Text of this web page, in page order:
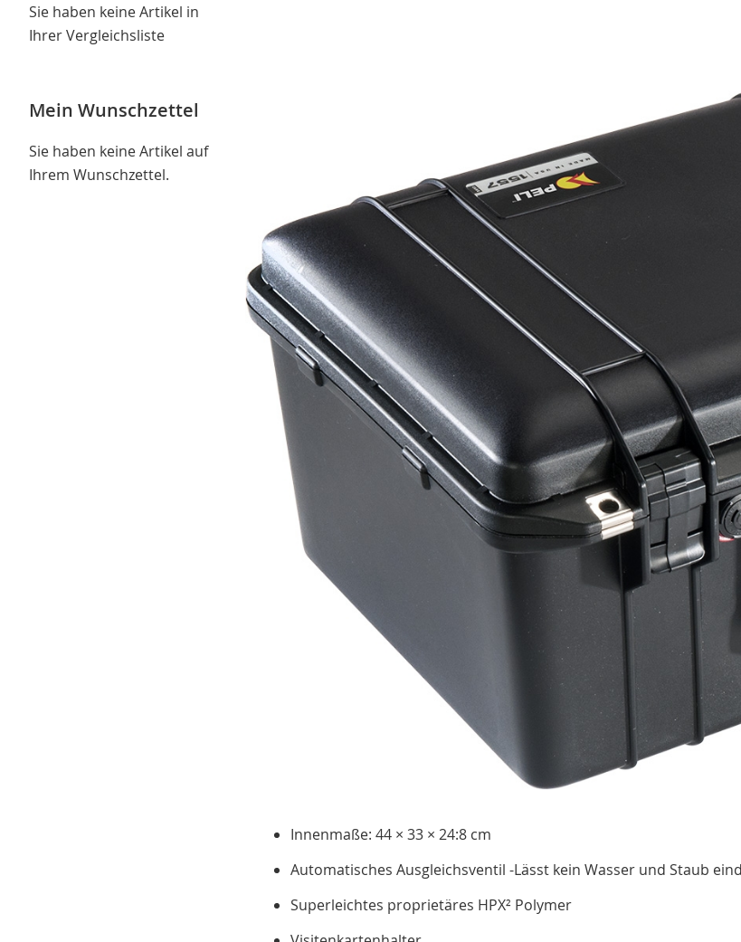
Innenmaße: 44 × 33 × 24:8 cm
Automatisches Ausgleichsventil -Lässt kein Wasser und Staub
Superleichtes proprietäres HPX² Polymer
Sie haben keine Artikel in
Ihrer Vergleichsliste
Mein Wunschzettel
Sie haben keine Artikel auf
Ihrem Wunschzettel.